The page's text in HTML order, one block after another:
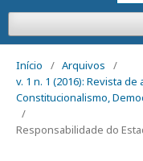
Início / Arquivos
/
v. 1 n. 1 (2016): Revista
Constitucionalismo,
/
Responsabilidade do